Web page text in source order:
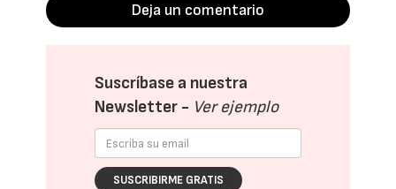
Deja un comentario
Suscríbase a nuestra
Newsletter - Ver ejemplo
SUSCRIBIRME GRATIS